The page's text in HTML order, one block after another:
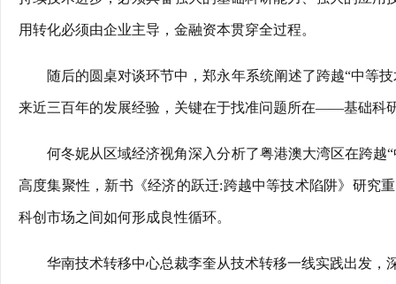
用转化必须由企业主导，金融资本贯穿全过程。
随后的圆桌对谈环节中，郑永年系统阐述了跨越“中等
来近三百年的发展经验，关键在于找准问题所在——基础科
何冬妮从区域经济视角深入分析了粤港澳大湾区在跨
高度集聚性，新书《经济的跃迁:跨越中等技术陷阱》研究
科创市场之间如何形成良性循环。
华南技术转移中心总裁李奎从技术转移一线实践出发，